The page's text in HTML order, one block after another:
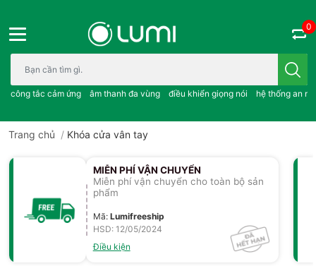
Bạn cần tìm gì..; công tắc cảm ứng..; âm thanh đa vùng ; điều
công tắc cảm ứng âm thanh đa vùng điều khiển giọng nói hệ thống an
0
Trang chủ / Khóa cửa vân tay
MIỄN PHÍ VẬN CHUYỂN
Miễn phí vận chuyển cho toàn bộ sản
phẩm
Mã: Lumifreeship
HSD: 12/05/2024
Điều kiện